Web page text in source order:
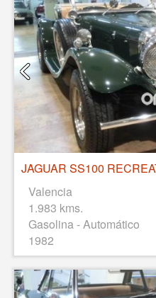
JAGUAR SS100
Valencia
1.983 kms.
Gasolina - Automático
1982